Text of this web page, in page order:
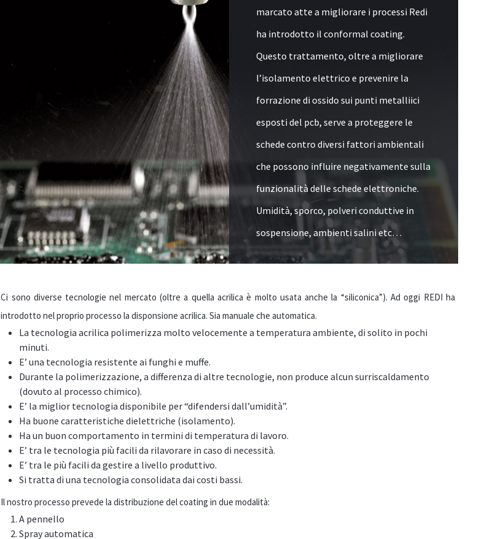
marcato atte a migliorare i processi Redi
ha introdotto il conformal coating.
Questo trattamento, oltre a migliorare
l’isolamento elettrico e prevenire la
forrazione di ossido sui punti metalliici
esposti del pcb, serve a proteggere le
schede contro diversi fattori ambientali
che possono influire negativamente sulla
funzionalità delle schede elettroniche.
Umidità, sporco, polveri conduttive in
sospensione, ambienti salini etc…
Ci sono diverse tecnologie nel mercato (oltre a quella acrilica è molto usata anche la “siliconica”). Ad oggi REDI ha
introdotto nel proprio processo la disponsione acrilica. Sia manuale che automatica.
La tecnologia acrilica polimerizza molto velocemente a temperatura ambiente, di solito in pochi
minuti.
E’ una tecnologia resistente ai funghi e muffe.
Durante la polimerizzazione, a differenza di altre tecnologie, non produce alcun surriscaldamento
(dovuto al processo chimico).
E’ la miglior tecnologia disponibile per “difendersi dall’umidità”.
Ha buone caratteristiche dielettriche (isolamento).
Ha un buon comportamento in termini di temperatura di lavoro.
E’ tra le tecnologia più facili da rilavorare in caso di necessità.
E’ tra le più facili da gestire a livello produttivo.
Si tratta di una tecnologia consolidata dai costi bassi.
Il nostro processo prevede la distribuzione del coating in due modalità:
A pennello
Spray automatica